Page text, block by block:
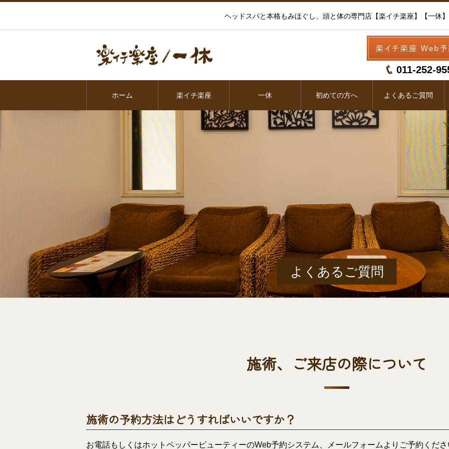
ヘッドスパと本格もみほぐし、頭と体の専門店【楽イチ楽座】【一休】
011-252-
ホーム 楽イチ楽座 一休 初めての方へ よくあるご質問
よくあるご質問
施術、ご来店の際について
施術の予約方法はどうすればいいですか？
お電話もしくはホットペッパービューティーのWeb予約システム、 メールフォーム よりご予約くだ